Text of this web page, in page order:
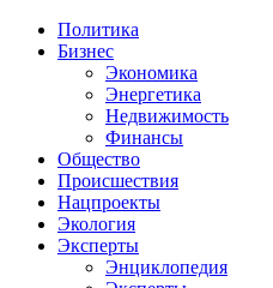
Политика
Бизнес
Экономика
Энергетика
Недвижимость
Финансы
Общество
Происшествия
Нацпроекты
Экология
Эксперты
Энциклопедия